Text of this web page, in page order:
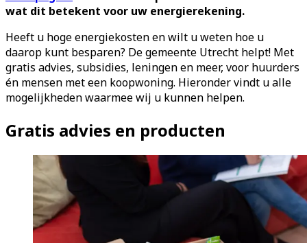
wat dit betekent voor uw energierekening.
Heeft u hoge energiekosten en wilt u weten hoe u
daarop kunt besparen? De gemeente Utrecht helpt! Met
gratis advies, subsidies, leningen en meer, voor huurders
én mensen met een koopwoning. Hieronder vindt u alle
mogelijkheden waarmee wij u kunnen helpen.
Gratis advies en producten